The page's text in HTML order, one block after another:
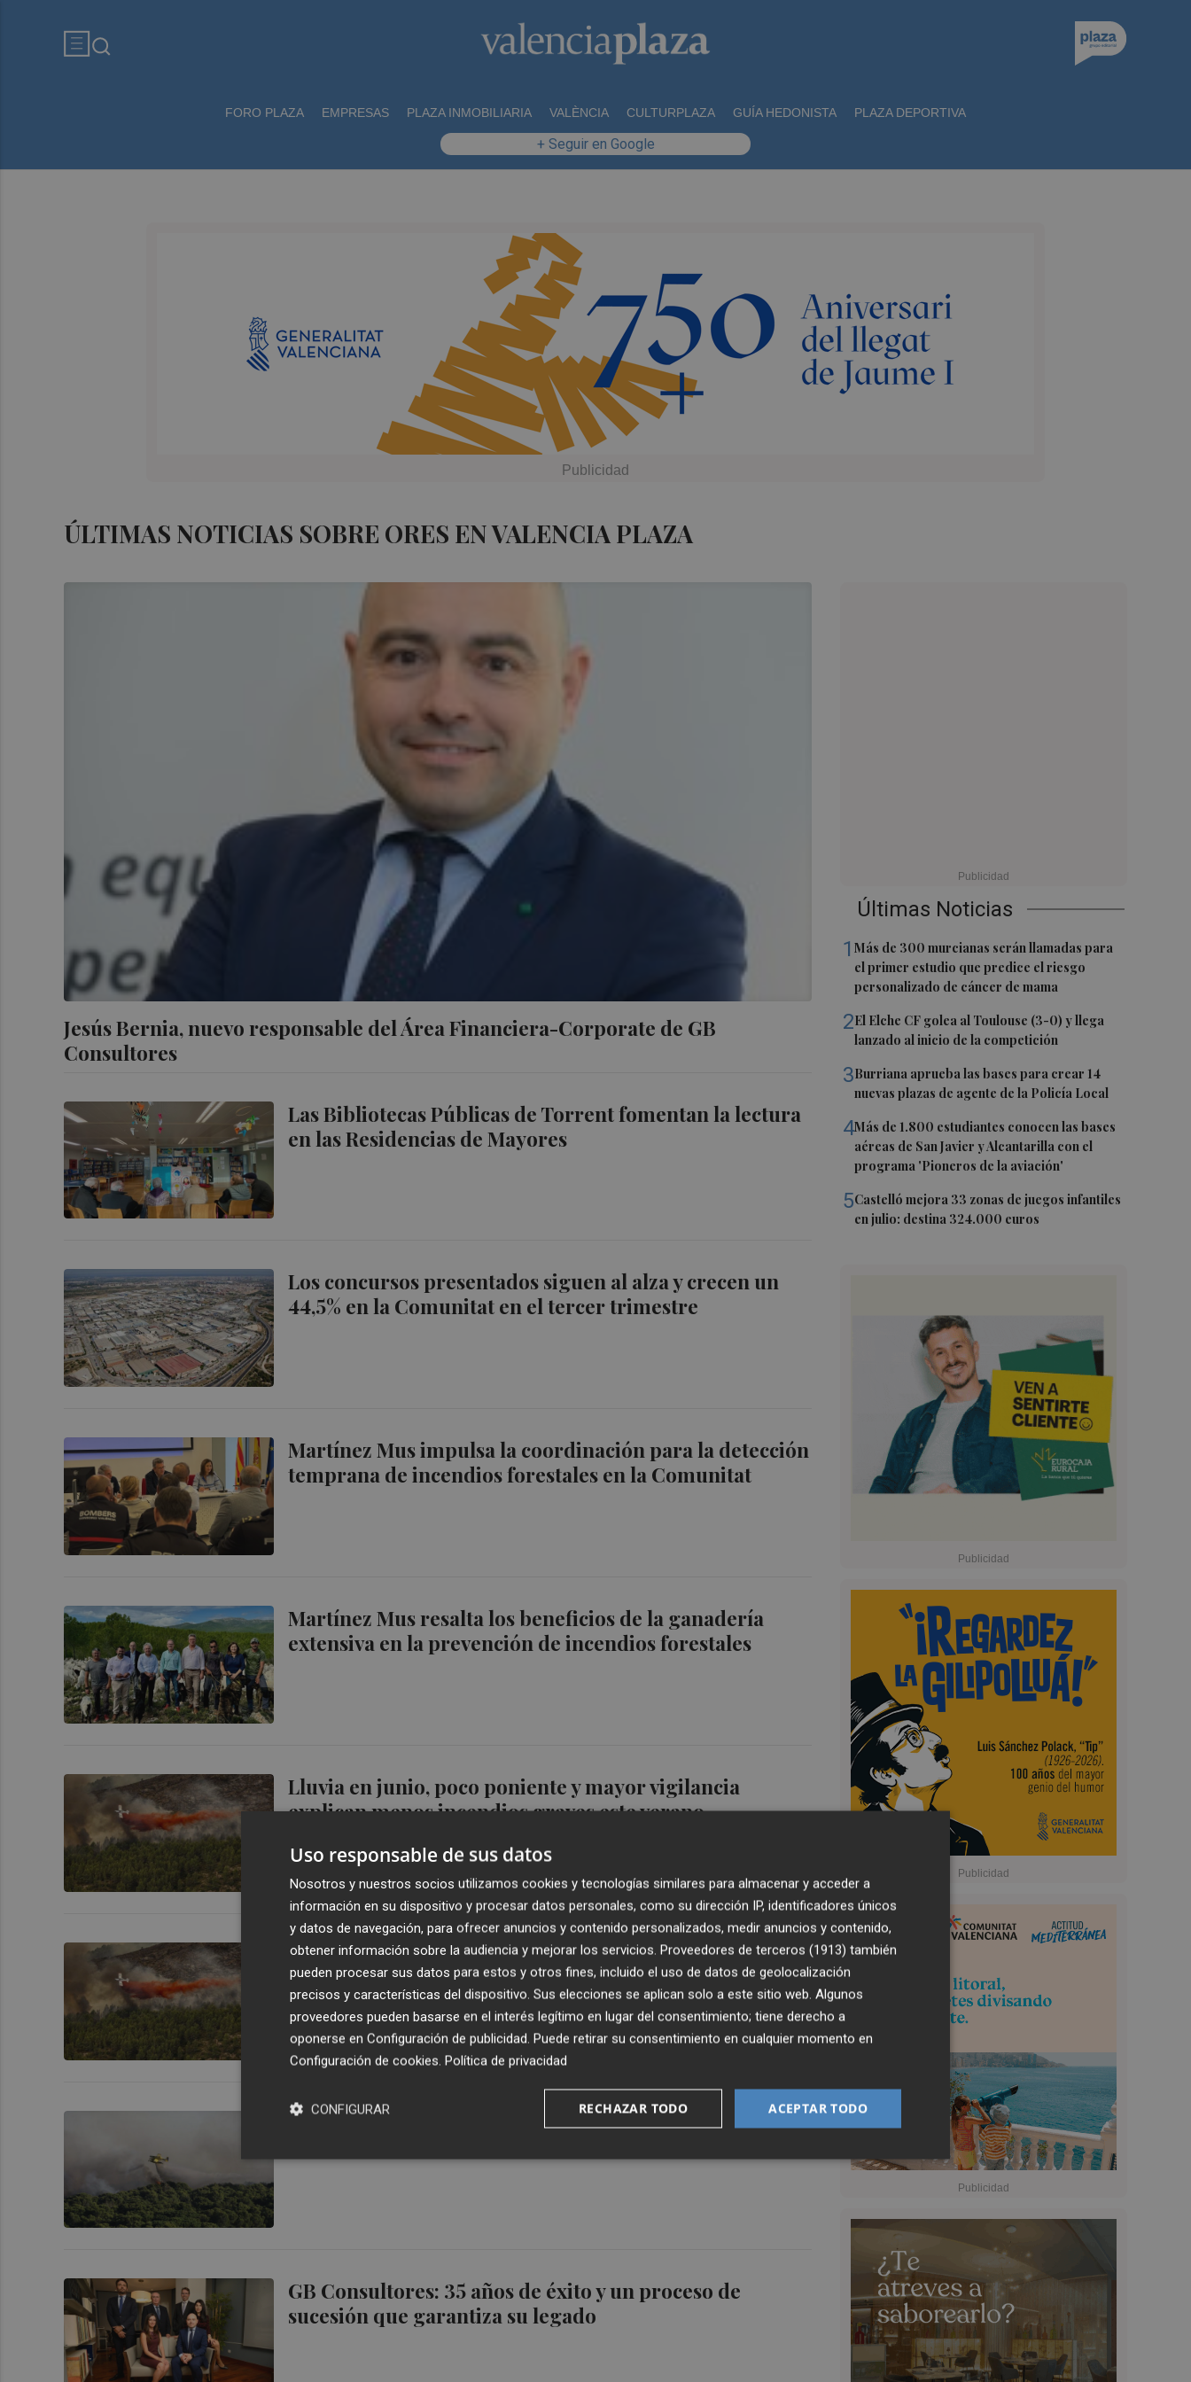
FORO PLAZA EMPRESAS PLAZA INMOBILIARIA VALÈNCIA CULTURPLAZA GUÍA HEDONISTA PLAZA DEPORTIVA
+ Seguir en Google
ÚLTIMAS NOTICIAS SOBRE ORES EN VALENCIA PLAZA
Jesús Bernia, nuevo responsable del Área Financiera-Corporate de GB
Consultores
Las Bibliotecas Públicas de Torrent fomentan la lectura
en las Residencias de Mayores
Los concursos presentados siguen al alza y crecen un
44,5% en la Comunitat en el tercer trimestre
Martínez Mus impulsa la coordinación para la detección
temprana de incendios forestales en la Comunitat
Martínez Mus resalta los beneficios de la ganadería
extensiva en la prevención de incendios forestales
Lluvia en junio, poco poniente y mayor vigilancia
explican menos incendios graves este verano
Lluvia en junio, poco poniente y mayor vigilancia
explican menos incendios graves este verano
Abren juicio oral contra el hombre acusado de los
GB Consultores: 35 años de éxito y un proceso de
sucesión que garantiza su legado
Últimas Noticias
1Más de 300 murcianas serán llamadas para
el primer estudio que predice el riesgo
personalizado de cáncer de mama
2El Elche CF golea al Toulouse (3-0) y llega
lanzado al inicio de la competición
3Burriana aprueba las bases para crear 14
nuevas plazas de agente de la Policía Local
4Más de 1.800 estudiantes conocen las bases
aéreas de San Javier y Alcantarilla con el
programa 'Pioneros de la aviación'
5Castelló mejora 33 zonas de juegos infantiles
en julio: destina 324.000 euros
Uso responsable de sus datos
Nosotros y nuestros socios utilizamos cookies y tecnologías similares para almacenar y acceder a
información en su dispositivo y procesar datos personales, como su dirección IP, identificadores únicos
y datos de navegación, para ofrecer anuncios y contenido personalizados, medir anuncios y contenido,
obtener información sobre la audiencia y mejorar los servicios. Proveedores de terceros (1913) también
pueden procesar sus datos para estos y otros fines, incluido el uso de datos de geolocalización
precisos y características del dispositivo. Sus elecciones se aplican solo a este sitio web. Algunos
proveedores pueden basarse en el interés legítimo en lugar del consentimiento; tiene derecho a
oponerse en Configuración de publicidad. Puede retirar su consentimiento en cualquier momento en
Configuración de cookies. Política de privacidad
ACEPTAR TODO
RECHAZAR TODO
CONFIGURAR